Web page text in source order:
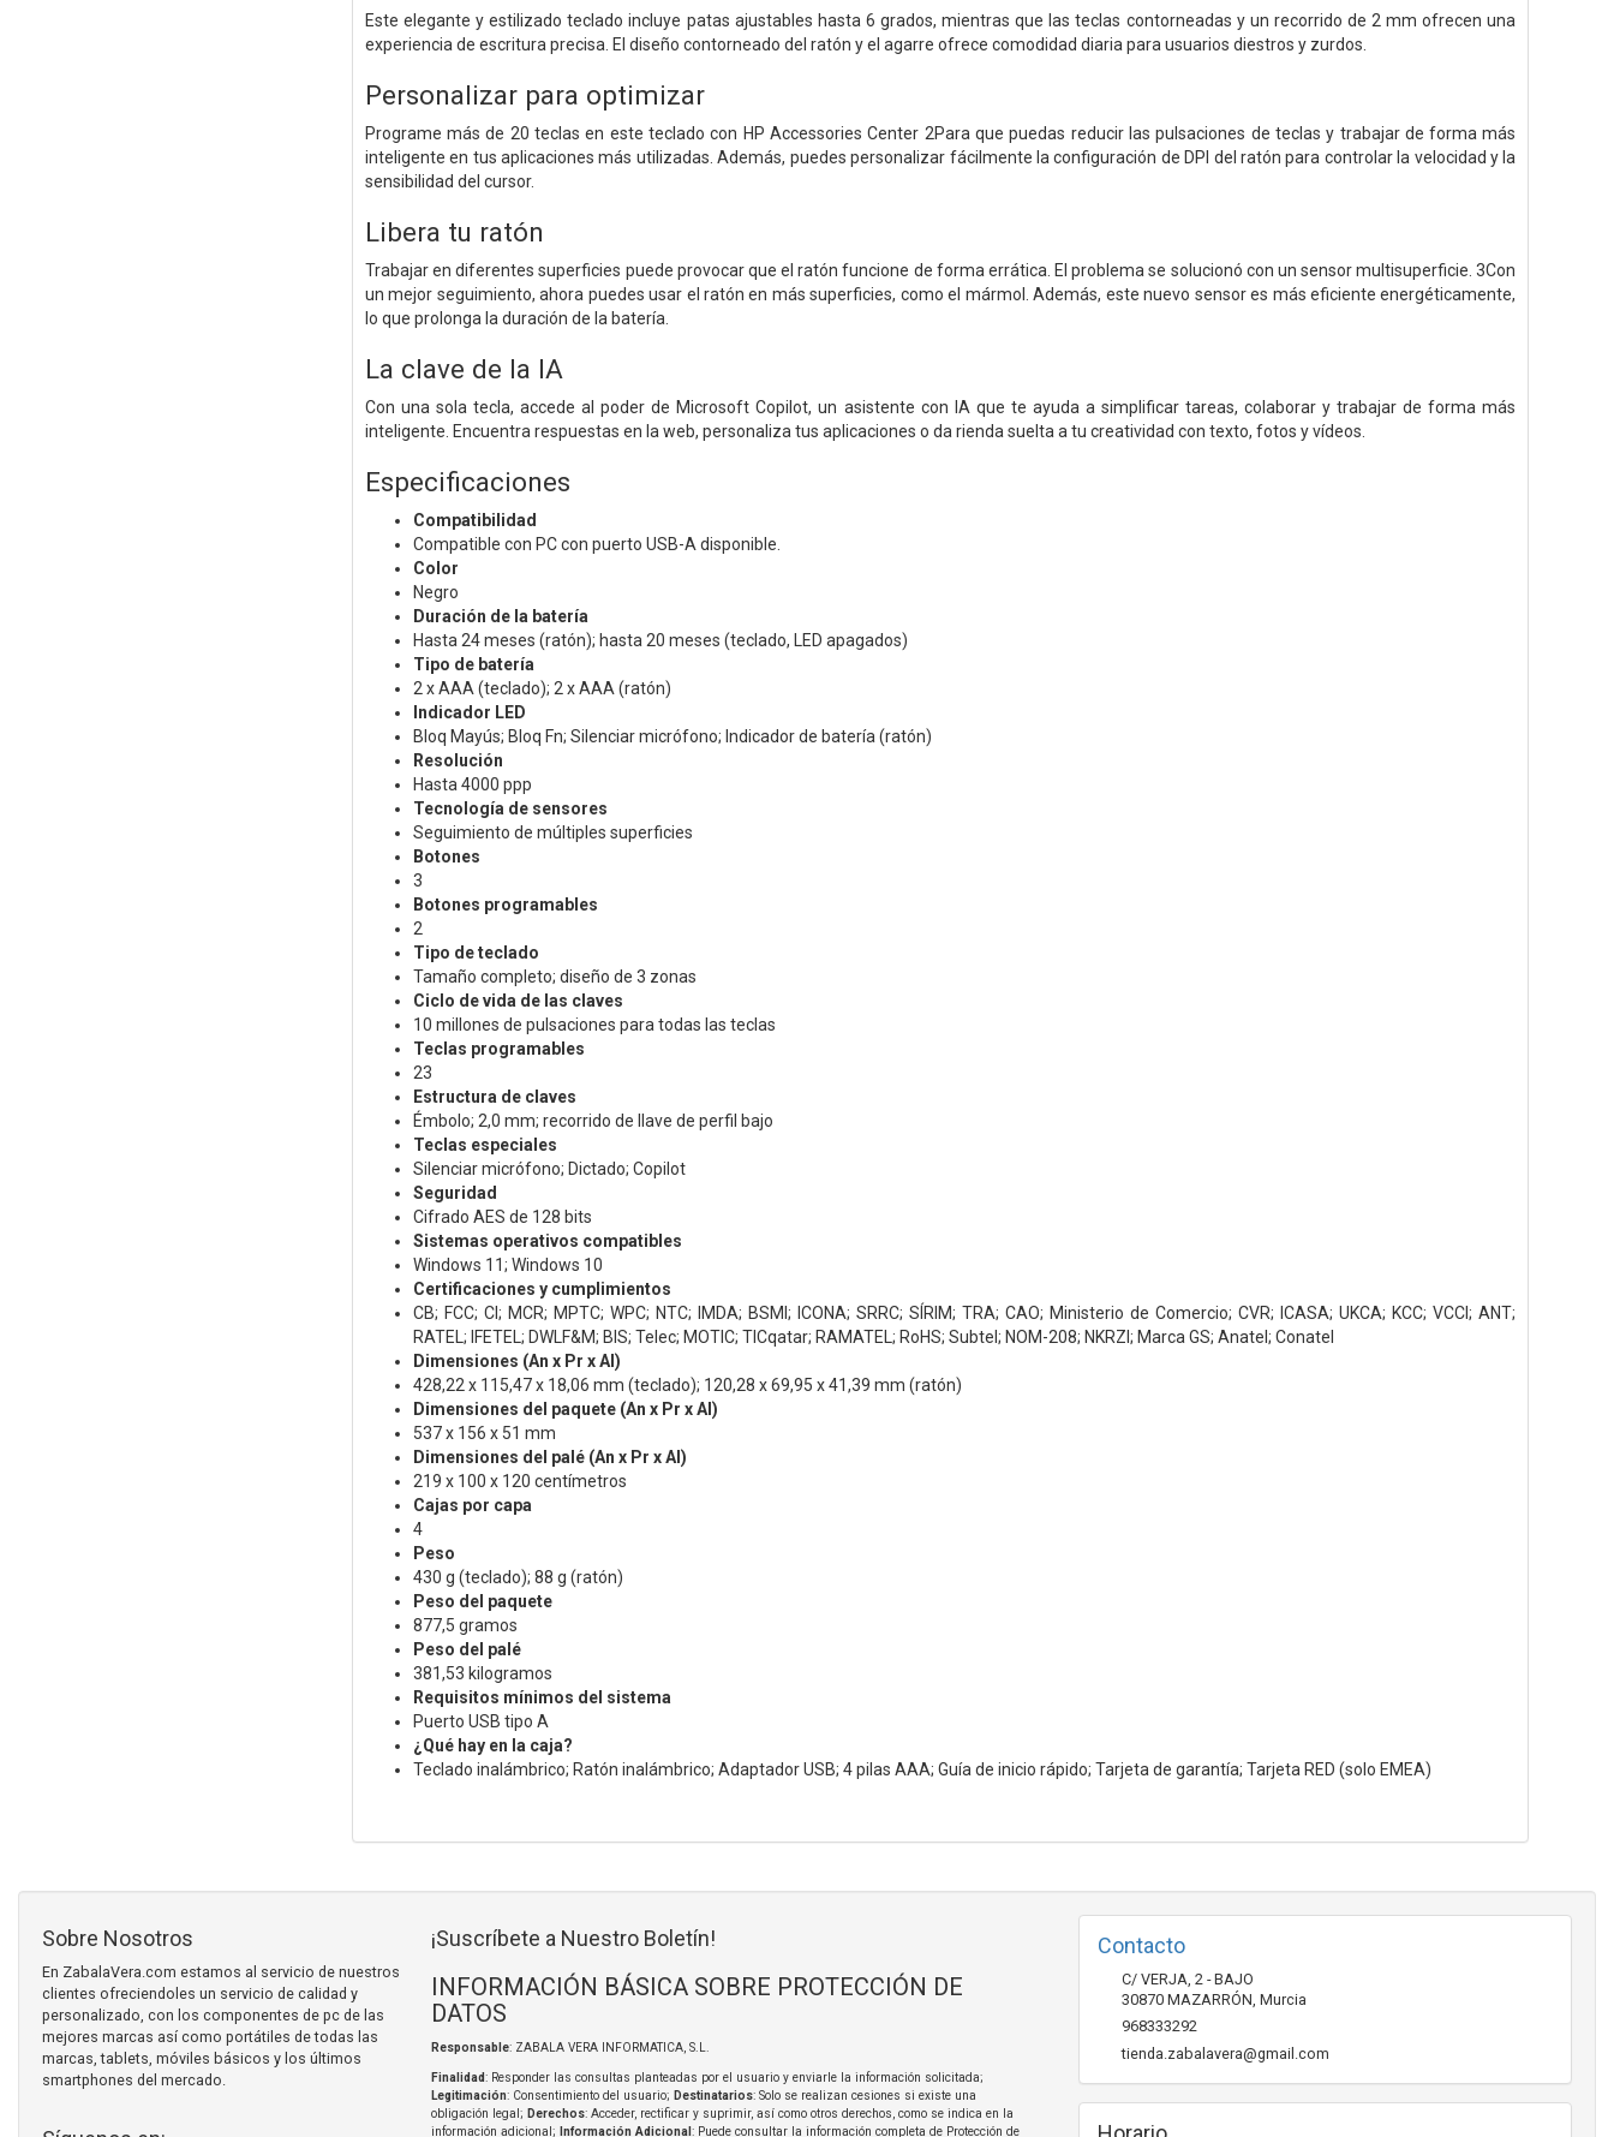
Este elegante y estilizado teclado incluye patas ajustables hasta 6 grados, mientras que las teclas contorneadas y un recorrido de 2 mm ofrecen una
experiencia de escritura precisa. El diseño contorneado del ratón y el agarre ofrece comodidad diaria para usuarios diestros y zurdos.
Personalizar para optimizar
Programe más de 20 teclas en este teclado con HP Accessories Center 2Para que puedas reducir las pulsaciones de teclas y trabajar de forma más
inteligente en tus aplicaciones más utilizadas. Además, puedes personalizar fácilmente la configuración de DPI del ratón para controlar la velocidad y la
sensibilidad del cursor.
Libera tu ratón
Trabajar en diferentes superficies puede provocar que el ratón funcione de forma errática. El problema se solucionó con un sensor multisuperficie. 3Con
un mejor seguimiento, ahora puedes usar el ratón en más superficies, como el mármol. Además, este nuevo sensor es más eficiente energéticamente,
lo que prolonga la duración de la batería.
La clave de la IA
Con una sola tecla, accede al poder de Microsoft Copilot, un asistente con IA que te ayuda a simplificar tareas, colaborar y trabajar de forma más
inteligente. Encuentra respuestas en la web, personaliza tus aplicaciones o da rienda suelta a tu creatividad con texto, fotos y vídeos.
Especificaciones
Compatibilidad
Compatible con PC con puerto USB-A disponible.
Color
Negro
Duración de la batería
Hasta 24 meses (ratón); hasta 20 meses (teclado, LED apagados)
Tipo de batería
2 x AAA (teclado); 2 x AAA (ratón)
Indicador LED
Bloq Mayús; Bloq Fn; Silenciar micrófono; Indicador de batería (ratón)
Resolución
Hasta 4000 ppp
Tecnología de sensores
Seguimiento de múltiples superficies
Botones
3
Botones programables
2
Tipo de teclado
Tamaño completo; diseño de 3 zonas
Ciclo de vida de las claves
10 millones de pulsaciones para todas las teclas
Teclas programables
23
Estructura de claves
Émbolo; 2,0 mm; recorrido de llave de perfil bajo
Teclas especiales
Silenciar micrófono; Dictado; Copilot
Seguridad
Cifrado AES de 128 bits
Sistemas operativos compatibles
Windows 11; Windows 10
Certificaciones y cumplimientos
CB; FCC; CI; MCR; MPTC; WPC; NTC; IMDA; BSMI; ICONA; SRRC; SÍRIM; TRA; CAO; Ministerio de Comercio; CVR; ICASA; UKCA; KCC; VCCI; ANT;
RATEL; IFETEL; DWLF&M; BIS; Telec; MOTIC; TICqatar; RAMATEL; RoHS; Subtel; NOM-208; NKRZI; Marca GS; Anatel; Conatel
Dimensiones (An x Pr x Al)
428,22 x 115,47 x 18,06 mm (teclado); 120,28 x 69,95 x 41,39 mm (ratón)
Dimensiones del paquete (An x Pr x Al)
537 x 156 x 51 mm
Dimensiones del palé (An x Pr x Al)
219 x 100 x 120 centímetros
Cajas por capa
4
Peso
430 g (teclado); 88 g (ratón)
Peso del paquete
877,5 gramos
Peso del palé
381,53 kilogramos
Requisitos mínimos del sistema
Puerto USB tipo A
¿Qué hay en la caja?
Teclado inalámbrico; Ratón inalámbrico; Adaptador USB; 4 pilas AAA; Guía de inicio rápido; Tarjeta de garantía; Tarjeta RED (solo EMEA)
Sobre Nosotros
En ZabalaVera.com estamos al servicio de nuestros
clientes ofreciendoles un servicio de calidad y
personalizado, con los componentes de pc de las
mejores marcas así como portátiles de todas las
marcas, tablets, móviles básicos y los últimos
smartphones del mercado.
¡Suscríbete a Nuestro Boletín!
INFORMACIÓN BÁSICA SOBRE PROTECCIÓN DE
DATOS
Responsable: ZABALA VERA INFORMATICA, S.L.
Finalidad: Responder las consultas planteadas por el usuario y enviarle la información solicitada;
Legitimación: Consentimiento del usuario; Destinatarios: Solo se realizan cesiones si existe una
obligación legal; Derechos: Acceder, rectificar y suprimir, así como otros derechos, como se indica en la
información adicional;
Información Adicional : Puede consultar la información completa de Protección de
Contacto
C/ VERJA, 2 - BAJO
30870 MAZARRÓN, Murcia
968333292
tienda.zabalavera@gmail.com